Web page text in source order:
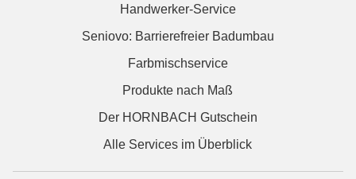
Handwerker-Service
Seniovo: Barrierefreier Badumbau
Farbmischservice
Produkte nach Maß
Der HORNBACH Gutschein
Alle Services im Überblick